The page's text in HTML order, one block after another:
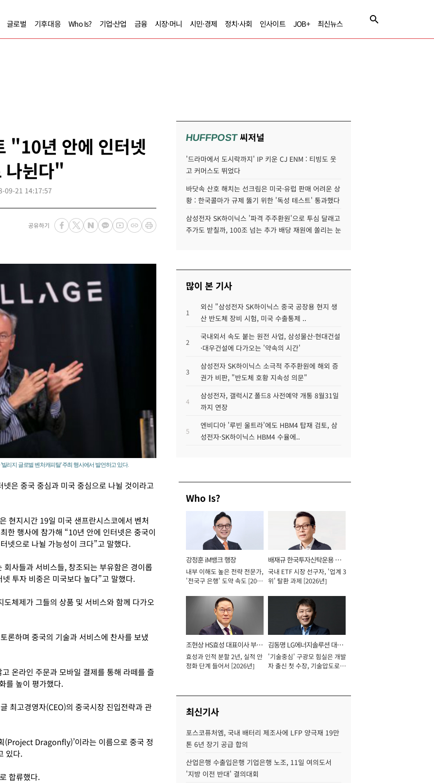
글로벌 기후대응 Who Is? 기업·산업 금융 시장·머니 시민·경제 정치·사회 인사이트 JOB+ 최신뉴스
"10년 안에 인터넷
나뉜다"
09-21 14:17:57
공유하기
리지 글로벌 벤처캐피탈' 주최 행사에서 발언하고 있다.
은 중국 중심과 미국 중심으로 나뉠 것이라고
현지시간 19일 미국 샌프란시스코에서 벤처
한 행사에 참가해 “10년 안에 인터넷은 중국이
넷으로 나뉠 가능성이 크다”고 말했다.
사들과 서비스들, 창조되는 부유함은 경이롭
투자 비중은 미국보다 높다”고 말했다.
체제가 그들의 상품 및 서비스와 함께 다가오
론하며 중국의 기술과 서비스에 찬사를 보냈
온라인 주문과 모바일 결제를 통해 라떼를 즐
를 높이 평가했다.
최고경영자(CEO)의 중국시장 진입전략과 관
(Project Dragonfly)’이라는 이름으로 중국 정
있다.
합류했다.
HUFFPOST씨저널
'드라마에서 도시락까지' IP 키운 CJ ENM : 티빙도 웃
고 커머스도 뛰었다
바닷속 산호 해치는 선크림은 미국·유럽 판매 어려운 상
황 : 한국콜마가 규제 뚫기 위한 '독성 테스트' 통과했다
삼성전자 SK하이닉스 '파격 주주환원'으로 투심 달래고
주가도 받칠까, 100조 넘는 추가 배당 재원에 쏠리는 눈
많이 본 기사
1
외신 "삼성전자 SK하이닉스 중국 공장용 현지 생
산 반도체 장비 시험, 미국 수출통제 ..
2
국내외서 속도 붙는 원전 사업, 삼성물산·현대건설
·대우건설에 다가오는 '약속의 시간'
3
삼성전자 SK하이닉스 소극적 주주환원에 해외 증
권가 비판, "반도체 호황 지속성 의문"
4
삼성전자, 갤럭시Z 폴드8 사전예약 개통 8월31일
까지 연장
5
엔비디아 '루빈 울트라'에도 HBM4 탑재 검토, 삼
성전자·SK하이닉스 HBM4 수율에..
Who Is?
강정훈 iM뱅크 행장
내부 이해도 높은 전략 전문가,
'전국구 은행' 도약 속도 [2026
배재규 한국투자신탁운용 대
표이사 사장
국내 ETF 시장 선구자, '업계 3
위' 탈환 과제 [2026년]
조현상 HS효성 대표이사 부회
장
효성과 인적 분할 2년, 실적 안
정화 단계 들어서 [2026년]
김동명 LG에너지솔루션 대표
이사 사장
'기술중심' 구광모 힘실은 개발
자 출신 첫 수장, 기술압도로
최신기사
포스코퓨처엠, 국내 배터리 제조사에 LFP 양극재 19만
톤 6년 장기 공급 합의
산업은행 수출입은행 기업은행 노조, 11일 여의도서
'지방 이전 반대' 결의대회